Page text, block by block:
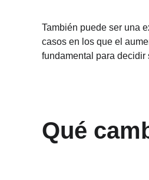
También puede ser una
casos en los que el
fundamental para decidir
Qué